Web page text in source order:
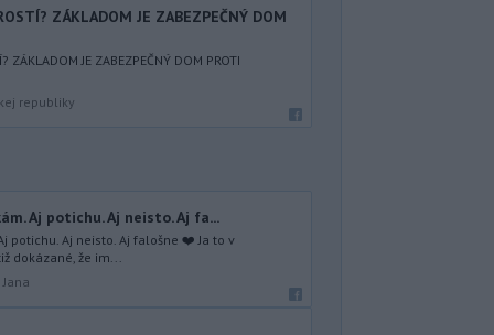
ZÁKLADOM JE ZABEZPEČNÝ DOM
ZÁKLADOM JE ZABEZPEČNÝ DOM PROTI
republiky
Aj potichu. Aj neisto. Aj fa...
potichu. Aj neisto. Aj falošne ❤️ Ja to v
dokázané, že im...